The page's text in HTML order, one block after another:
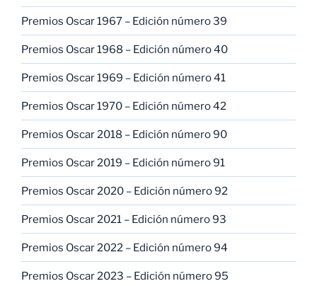
Premios Oscar 1967 – Edición número 39
Premios Oscar 1968 – Edición número 40
Premios Oscar 1969 – Edición número 41
Premios Oscar 1970 – Edición número 42
Premios Oscar 2018 – Edición número 90
Premios Oscar 2019 – Edición número 91
Premios Oscar 2020 – Edición número 92
Premios Oscar 2021 – Edición número 93
Premios Oscar 2022 – Edición número 94
Premios Oscar 2023 – Edición número 95